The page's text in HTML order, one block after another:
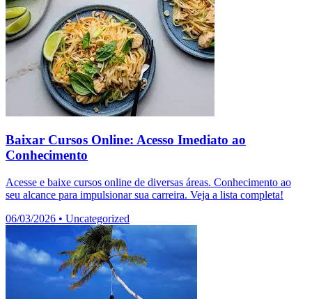
Baixar Cursos Online: Acesso Imediato ao
Conhecimento
Acesse e baixe cursos online de diversas áreas. Conhecimento ao
seu alcance para impulsionar sua carreira. Veja a lista completa!
06/03/2026 • Uncategorized